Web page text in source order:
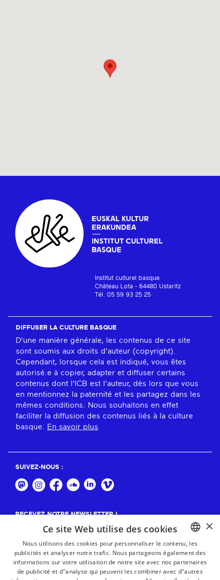
Institut culturel basque
Château Lota - 64480 Ustaritz
Tél. 05 59 93 25 25
DIFFUSER LA CULTURE BASQUE
D'une manière générale, les contenus de ce site
sont soumis aux droits d'auteur (copyright).
Cependant, lorsque cela est indiqué, vous êtes
autorisé.e à copier, adapter et diffuser certains
contenus dont l'ICB est l'auteur, dès lors que vous
en mentionnez la paternité et les partagez dans les
mêmes conditions. Nous souhaitons en effet
faciliter la diffusion des contenus liés à la culture
basque.
En savoir plus
SUIVEZ-NOUS :
RECEVEZ NOTRE NEWSLETTER !
BASQUE
FRENCH
×
Ce site Web utilise des cookies
Nous utilisons des cookies pour personnaliser le contenu, les
publicités et analyser notre trafic. Nous partageons également des
informations sur votre utilisation de notre site avec nos partenaires
de publicité et d"analyse qui peuvent les combiner avec d"autres